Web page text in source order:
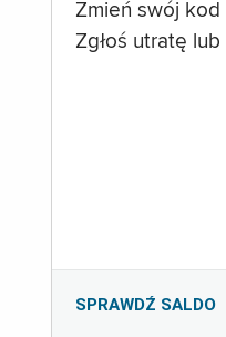
Zmień swój kod
Zgłoś utratę
SPRAWDŹ SALDO